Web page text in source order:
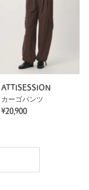
ATTISESSION
カーゴパンツ
¥20,900